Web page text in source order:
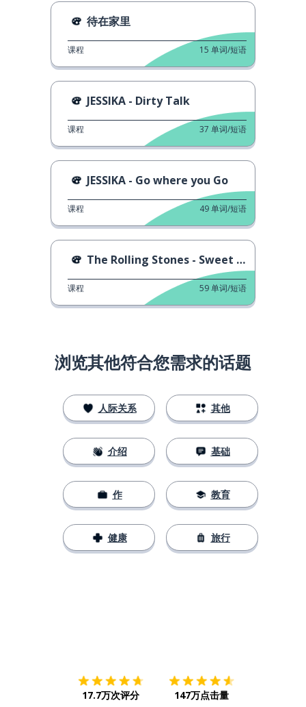
待在家里
课程 15 单词/短语
JESSIKA - Dirty Talk
课程 37 单词/短语
JESSIKA - Go where you Go
课程 49单词/短语
The Rolling Stones - Sweet Sounds of Heaven
课程 59单词/短语
浏览其他符合您需求的话题
人际关系
介绍
作
健康
其他
基础
教育
旅行
17.7万次评分 147万点击量